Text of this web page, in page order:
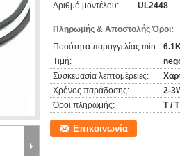
Αριθμό μοντέλου:
UL2448
Πληρωμής & Αποστολής Όροι:
Ποσότητα παραγγελίας min:
Τιμή:
Συσκευασία λεπτομέρειες:
Χρόνος παράδοσης:
2-
Όροι πληρωμής:
T / T
Επικοινωνία